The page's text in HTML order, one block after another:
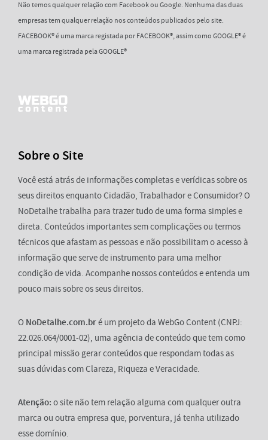
Não temos qualquer relação com Facebook ou Google. Nenhuma das duas
empresas tem qualquer relação nos conteúdos publicados pelo site.
FACEBOOK® é uma marca registada por FACEBOOK®, assim como GOOGLE® é
uma marca registrada pela GOOGLE®
Sobre o Site
Você está atrás de informações completas e verídicas sobre os
seus direitos enquanto Cidadão, Trabalhador e Consumidor? O
NoDetalhe trabalha para trazer tudo de uma forma simples e
direta. Conteúdos importantes sem complicações ou termos
técnicos que afastam as pessoas e não possibilitam o acesso à
informação que serve de instrumento para uma melhor
condição de vida. Acompanhe nossos conteúdos e entenda um
pouco mais sobre os seus direitos.
O NoDetalhe.com.bré um projeto da WebGo Content (CNPJ:
22.026.064/0001-02), uma agência de conteúdo que tem como
principal missão gerar conteúdos que respondam todas as
suas dúvidas com Clareza, Riqueza e Veracidade.
Atenção: o site não tem relação alguma com qualquer outra
marca ou outra empresa que, porventura, já tenha utilizado
esse domínio.